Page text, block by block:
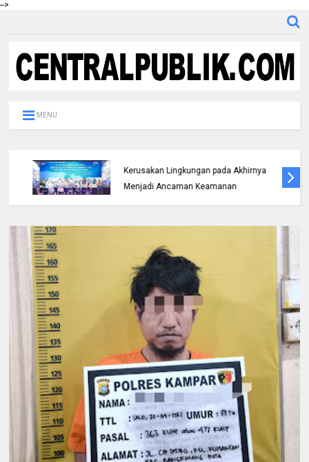
-->
MENU
Kerusakan Lingkungan pada Akhirnya
Menjadi Ancaman Keamanan